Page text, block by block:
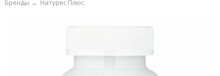
Натурес Плюс
Бренды →